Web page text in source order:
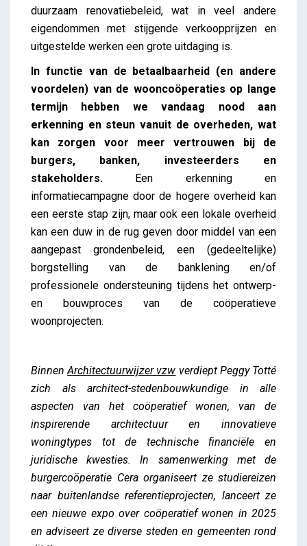
duurzaam renovatiebeleid, wat in veel andere
eigendommen met stijgende verkoopprijzen en
uitgestelde werken een grote uitdaging is.
In functie van de betaalbaarheid (en andere
voordelen) van de wooncoöperaties op lange
termijn hebben we vandaag nood aan
erkenning en steun vanuit de overheden, wat
kan zorgen voor meer vertrouwen bij de
burgers, banken, investeerders en
stakeholders. Een erkenning en
informatiecampagne door de hogere overheid kan
een eerste stap zijn, maar ook een lokale overheid
kan een duw in de rug geven door middel van een
aangepast grondenbeleid, een (gedeeltelijke)
borgstelling van de banklening en/of
professionele ondersteuning tijdens het ontwerp-
en bouwproces van de coöperatieve
woonprojecten.
BinnenArchitectuurwijzer vzw verdiept Peggy Totté
zich als architect-stedenbouwkundige in alle
aspecten van het coöperatief wonen, van de
inspirerende architectuur en innovatieve
woningtypes tot de technische financiële en
juridische kwesties. In samenwerking met de
burgercoöperatie Cera organiseert ze studiereizen
naar buitenlandse referentieprojecten, lanceert ze
een nieuwe expo over coöperatief wonen in 2025
en adviseert ze diverse steden en gemeenten rond